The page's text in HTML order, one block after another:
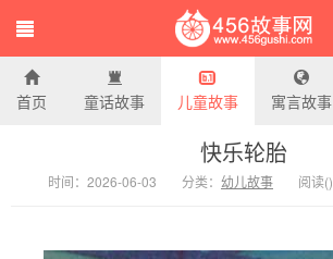
456故事网
首页 童话故事 儿童故事 寓言故事
快乐轮胎
时间：2026-06-03 分类： 幼儿故事 阅读()